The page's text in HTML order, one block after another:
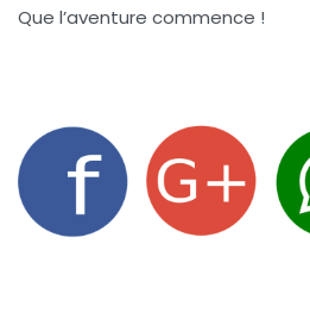
Que l’aventure commence !